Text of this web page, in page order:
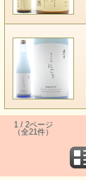
1 / 2ページ
（全21件）